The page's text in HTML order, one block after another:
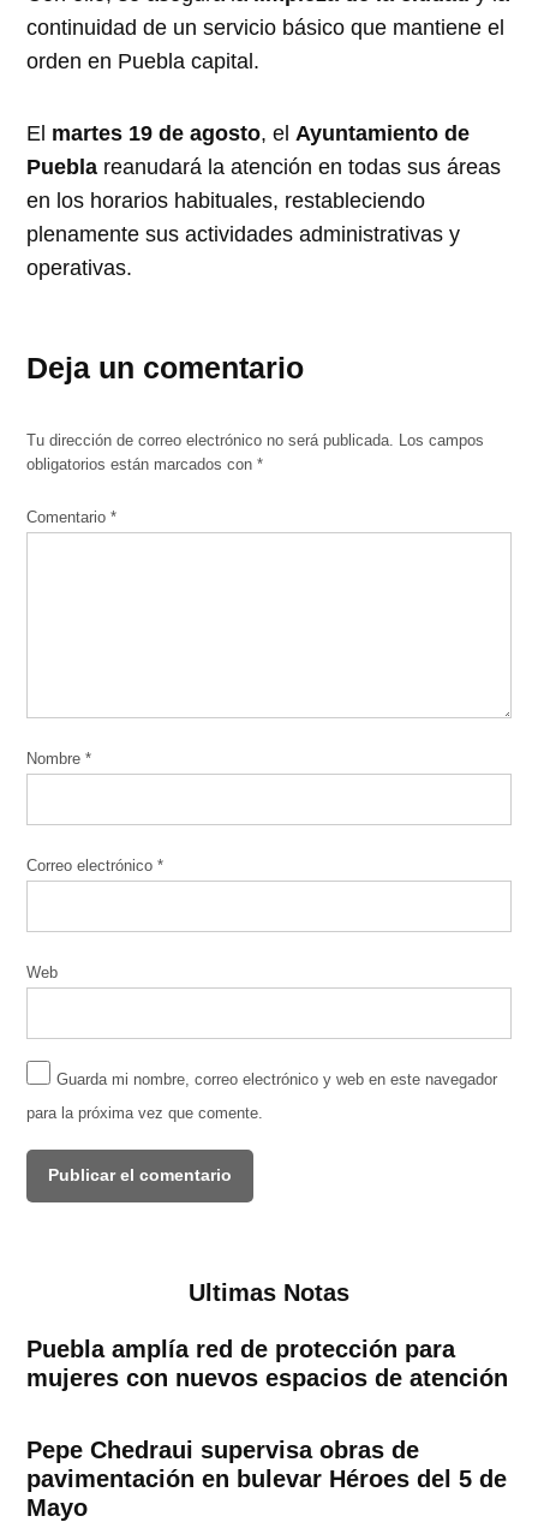
continuidad de un servicio básico que mantiene el
orden en Puebla capital.
El martes 19 de agosto, el Ayuntamiento de
Puebla reanudará la atención en todas sus áreas
en los horarios habituales, restableciendo
plenamente sus actividades administrativas y
operativas.
Deja un comentario
Tu dirección de correo electrónico no será publicada. Los campos
obligatorios están marcados con*
Comentario*
Nombre*
Correo electrónico*
Web
Guarda mi nombre, correo electrónico y web en este navegador
para la próxima vez que comente.
Ultimas Notas
Puebla amplía red de protección para
mujeres con nuevos espacios de atención
Pepe Chedraui supervisa obras de
pavimentación en bulevar Héroes del 5 de
Mayo